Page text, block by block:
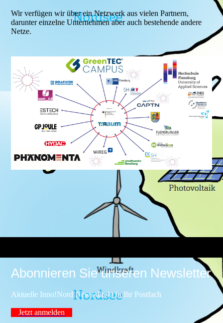
Wir verfügen wir über ein Netzwerk aus vielen Partnern,
darunter einzelne Unternehmen aber auch bestehende andere
Netze.
Abonnieren Sie unseren Newsletter
Aktuelle Inno!Nord News direkt in Ihr Postfach
Jetzt anmelden